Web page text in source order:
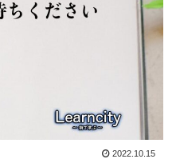
2022.10.15